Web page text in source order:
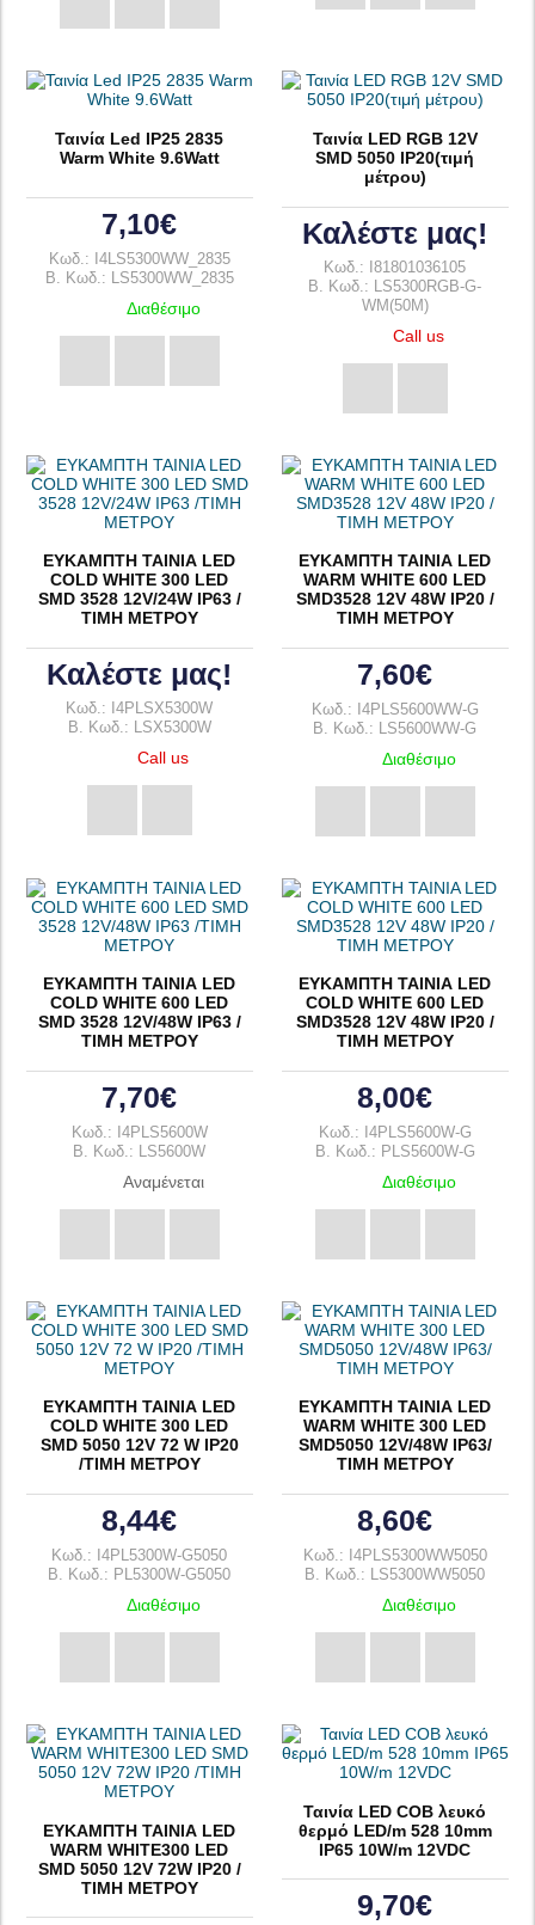
Ταινία Led IP25 2835
Warm White 9.6Watt
7,10€
Κωδ.: I4LS5300WW_2835
B. Κωδ.: LS5300WW_2835
Διαθέσιμο
Ταινία LED RGB 12V
SMD 5050 IP20(τιμή
μέτρου)
Καλέστε μας!
Κωδ.: I81801036105
B. Κωδ.: LS5300RGB-G-
WM(50M)
Call us
ΕΥΚΑΜΠΤΗ ΤΑΙΝΙΑ LED
COLD WHITE 300 LED
SMD 3528 12V/24W IP63 /
ΤΙΜΗ ΜΕΤΡΟΥ
Καλέστε μας!
Κωδ.: I4PLSX5300W
B. Κωδ.: LSX5300W
Call us
ΕΥΚΑΜΠΤΗ ΤΑΙΝΙΑ LED
WARM WHITE 600 LED
SMD3528 12V 48W IP20 /
ΤΙΜΗ ΜΕΤΡΟΥ
7,60€
Κωδ.: I4PLS5600WW-G
B. Κωδ.: LS5600WW-G
Διαθέσιμο
ΕΥΚΑΜΠΤΗ ΤΑΙΝΙΑ LED
COLD WHITE 600 LED
SMD 3528 12V/48W IP63 /
ΤΙΜΗ ΜΕΤΡΟΥ
7,70€
Κωδ.: I4PLS5600W
B. Κωδ.: LS5600W
Αναμένεται
ΕΥΚΑΜΠΤΗ ΤΑΙΝΙΑ LED
COLD WHITE 600 LED
SMD3528 12V 48W IP20 /
ΤΙΜΗ ΜΕΤΡΟΥ
8,00€
Κωδ.: I4PLS5600W-G
B. Κωδ.: PLS5600W-G
Διαθέσιμο
ΕΥΚΑΜΠΤΗ ΤΑΙΝΙΑ LED
COLD WHITE 300 LED
SMD 5050 12V 72 W IP20
/ΤΙΜΗ ΜΕΤΡΟΥ
8,44€
Κωδ.: I4PL5300W-G5050
B. Κωδ.: PL5300W-G5050
Διαθέσιμο
ΕΥΚΑΜΠΤΗ ΤΑΙΝΙΑ LED
WARM WHITE 300 LED
SMD5050 12V/48W IP63/
ΤΙΜΗ ΜΕΤΡΟΥ
8,60€
Κωδ.: I4PLS5300WW5050
B. Κωδ.: LS5300WW5050
Διαθέσιμο
ΕΥΚΑΜΠΤΗ ΤΑΙΝΙΑ LED
WARM WHITE300 LED
SMD 5050 12V 72W IP20 /
ΤΙΜΗ ΜΕΤΡΟΥ
Ταινία LED COB λευκό
θερμό LED/m 528 10mm
IP65 10W/m 12VDC
9,70€